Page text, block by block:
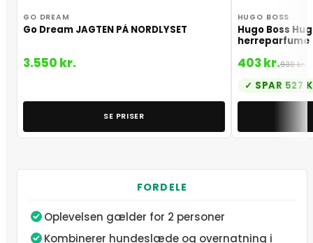
GO DREAM
Go Dream JAGTEN PÅ NORDLYSET
3.550 kr.
SE PRISER
HUGO BOSS
Hugo Boss
herreparfume
403 kr.930 kr.
SPAR 527
FORDELE
Oplevelsen gælder for 2 personer
Kombinerer hundeslæde og overnatning i